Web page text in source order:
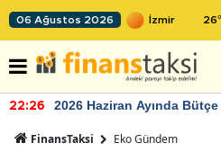
06 Ağustos 2026 26°
22:26 2026 Haziran Ayında Bütçe
FinansTaksi Eko Gündem